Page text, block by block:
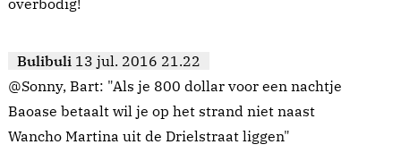
overbodig!
Bulibuli 13 jul. 2016 21.22
@Sonny, Bart: "Als je 800 dollar voor een nachtje
Baoase betaalt wil je op het strand niet naast
Wancho Martina uit de Drielstraat liggen"